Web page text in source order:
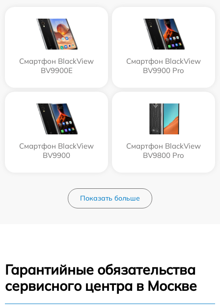
Смартфон BlackView
BV9900E
Смартфон BlackView
BV9900 Pro
Смартфон BlackView
BV9900
Смартфон BlackView
BV9800 Pro
Показать больше
Гарантийные обязательства
сервисного центра в Москве